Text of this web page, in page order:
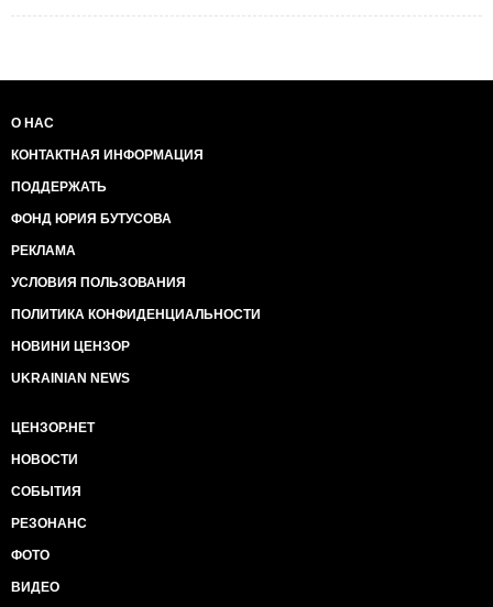
О НАС
КОНТАКТНАЯ ИНФОРМАЦИЯ
ПОДДЕРЖАТЬ
ФОНД ЮРИЯ БУТУСОВА
РЕКЛАМА
УСЛОВИЯ ПОЛЬЗОВАНИЯ
ПОЛИТИКА КОНФИДЕНЦИАЛЬНОСТИ
НОВИНИ ЦЕНЗОР
UKRAINIAN NEWS
ЦЕНЗОР.НЕТ
НОВОСТИ
СОБЫТИЯ
РЕЗОНАНС
ФОТО
ВИДЕО